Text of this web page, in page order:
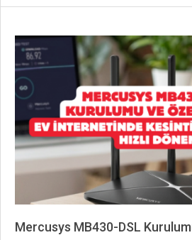
Mercusys MB430-DSL